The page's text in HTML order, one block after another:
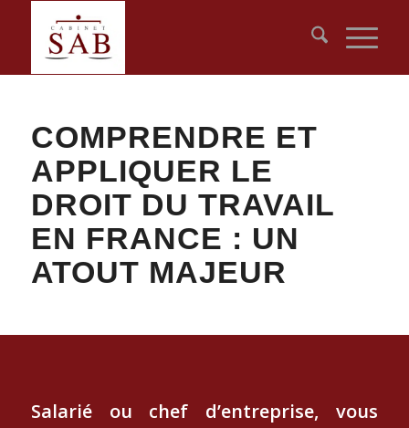
COMPRENDRE ET
APPLIQUER LE
DROIT DU TRAVAIL
EN FRANCE : UN
ATOUT MAJEUR
Salarié ou chef d’entreprise, vous